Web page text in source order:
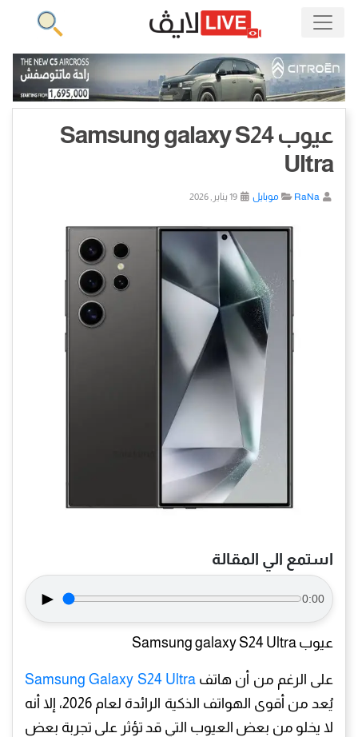
عيوب Samsung galaxy S24
Ultra
RaNa موبايل
استمع الي المقالة
► 0:00
عيوب Samsung galaxy S24 Ultra
على الرغم من أن هاتفSamsung Galaxy S24 Ultra
يُعد من أقوى الهواتف الذكية الرائدة لعام 2026، إلا أنه
لا يخلو من بعض العيوب التي قد تؤثر على تجربة بعض